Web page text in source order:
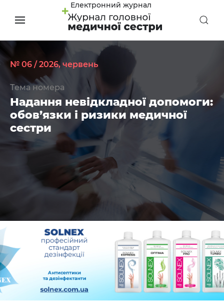
Електронний журнал
№ 06 / 2026, червень
Тема номера
Надання невідкладної допомоги:
обов’язки і ризики медичної
сестри